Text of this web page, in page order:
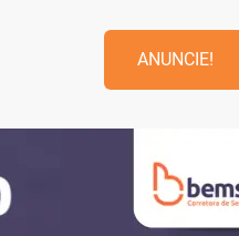
ANUNCIE!